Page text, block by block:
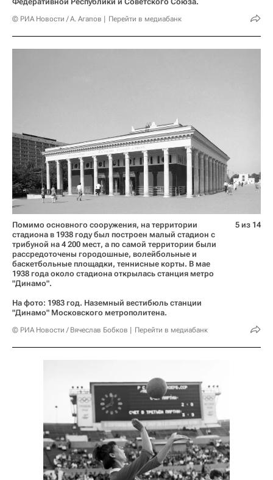
© РИА Новости / А. Агапов Перейти в медиабанк
Помимо основного сооружения, на территории
стадиона в 1938 году был построен малый стадион с
трибуной на 4 200 мест, а по самой территории были
рассредоточены городошные, волейбольные и
баскетбольные площадки, теннисные корты. В мае
1938 года около стадиона открылась станция метро
"Динамо".
На фото: 1983 год. Наземный вестибюль станции
"Динамо" Московского метрополитена.
© РИА Новости / Вячеслав Бобков Перейти в медиабанк
5 из 14